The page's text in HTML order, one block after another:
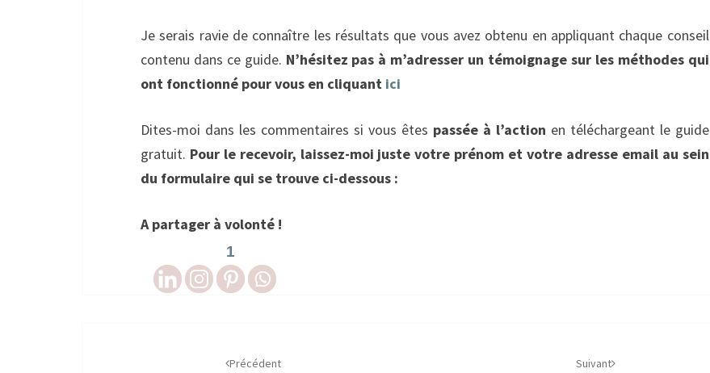
Je serais ravie de connaître les résultats que vous avez obtenu en appliquant chaque conseil
contenu dans ce guide. N’hésitez pas à m’adresser un témoignage sur les méthodes qui
ont fonctionné pour vous en cliquant ici
Dites-moi dans les commentaires si vous êtes passée à l’action en téléchargeant le guide
gratuit. Pour le recevoir, laissez-moi juste votre prénom et votre adresse email au sein
du formulaire qui se trouve ci-dessous :
A partager à volonté !
1
Précédent Suivant